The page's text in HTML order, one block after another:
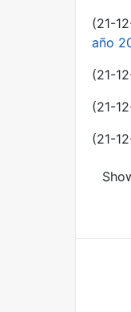
(21-
año
(21-
(21-
(21-